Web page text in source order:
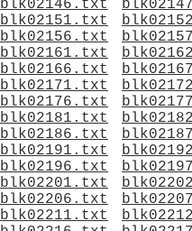
blk02146.txt
blk02151.txt
blk02156.txt
blk02161.txt
blk02166.txt
blk02171.txt
blk02176.txt
blk02181.txt
blk02186.txt
blk02191.txt
blk02196.txt
blk02201.txt
blk02206.txt
blk02211.txt